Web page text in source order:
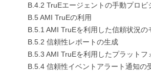
B.4.2 TruEエージェントの手動プロビ
B.5 AMI TruEの利用
B.5.1 AMI TruEを利用した信頼状況の
B.5.2 信頼性レポートの生成
B.5.3 AMI TruEを利用したプラットフ
B.5.4 信頼性イベントアラート通知の